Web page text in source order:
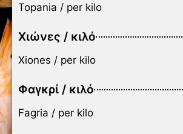
Topania / per kilo
Χιώνες / κιλό
Xiones / per kilo
Φαγκρί / κιλό
Fagria / per kilo